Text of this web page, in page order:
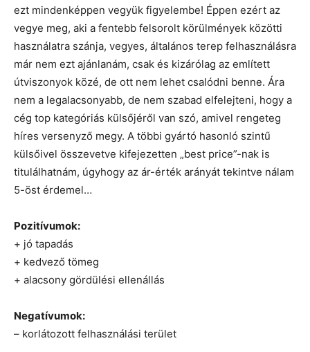
ezt mindenképpen vegyük figyelembe! Éppen ezért az
vegye meg, aki a fentebb felsorolt körülmények közötti
használatra szánja, vegyes, általános terep felhasználásra
már nem ezt ajánlanám, csak és kizárólag az említett
útviszonyok közé, de ott nem lehet csalódni benne. Ára
nem a legalacsonyabb, de nem szabad elfelejteni, hogy a
cég top kategóriás külsőjéről van szó, amivel rengeteg
híres versenyző megy. A többi gyártó hasonló szintű
külsőivel összevetve kifejezetten „best price”-nak is
titulálhatnám, úgyhogy az ár-érték arányát tekintve nálam
5-öst érdemel…
Pozitívumok:
+ jó tapadás
+ kedvező tömeg
+ alacsony gördülési ellenállás
Negatívumok:
– korlátozott felhasználási terület